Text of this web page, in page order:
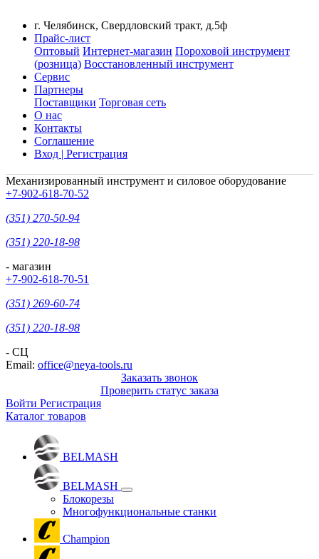
г. Челябинск, Свердловский тракт, д.5ф
Прайс-лист
Оптовый Интернет-магазин Пороховой инструмент
(розница) Восстановленный инструмент
Сервис
Партнеры
Поставщики Торговая сеть
О нас
Контакты
Соглашение
Вход | Регистрация
Механизированный инструмент и силовое оборудование
+7-902-618-70-52
(351) 270-50-94
(351) 220-18-98
- магазин
+7-902-618-70-51
(351) 269-60-74
(351) 220-18-98
- СЦ
Email: office@neya-tools.ru
Заказать звонок
Проверить статус заказа
Войти Регистрация
Каталог товаров
BELMASH
BELMASH
Блокорезы
Многофункциональные станки
Champion